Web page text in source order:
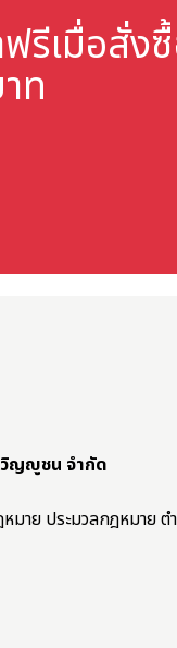
รีเมื่อสั่ง
ท
ญญูชน จำกัด
มาย ประมวลกฎหมาย ต